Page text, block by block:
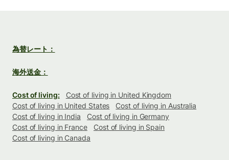
為替レート：
海外送金：
Cost of living:
Cost of living in United Kingdom
Cost of living in United States
Cost of living in Australia
Cost of living in India
Cost of living in Germany
Cost of living in France
Cost of living in Spain
Cost of living in Canada